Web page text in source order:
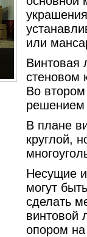
или
Винтовая
стеновом
Во
решением
В плане
круглой,
Несущие
могут
сделать
винтовой
опором на